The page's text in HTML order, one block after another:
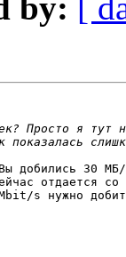
by: [
добились 30
отдается со
s нужно